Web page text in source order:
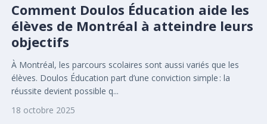
Comment Doulos Éducation aide les
élèves de Montréal à atteindre leurs
objectifs
À Montréal, les parcours scolaires sont aussi variés que les
élèves. Doulos Éducation part d’une conviction simple : la
réussite devient possible q...
18 octobre 2025